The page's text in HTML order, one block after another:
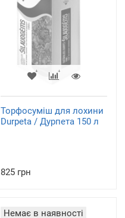
Торфосуміш для лохини
Durpeta / Дурпета 150 л
825 грн
Немає в наявності